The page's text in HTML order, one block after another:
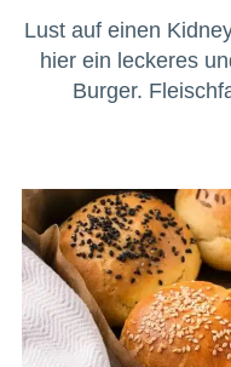
Lust auf einen
hier ein leckeres
Burger.